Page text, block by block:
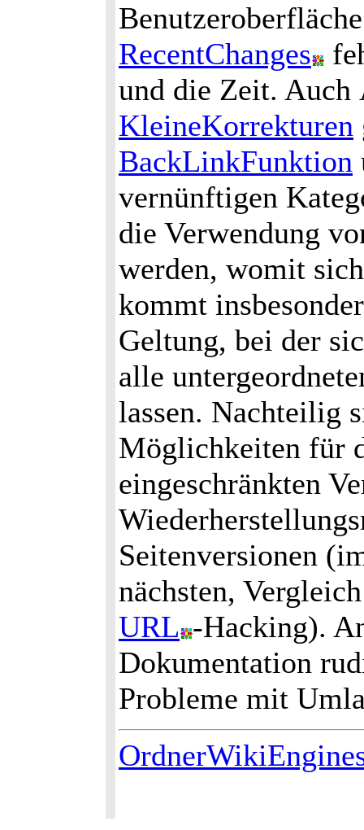
RecentChanges
und die Zeit. Auch
KleineKorrekturen
BackLinkFunktion
vernünftigen
die Verwendung
werden, womit
kommt
Geltung, bei der
alle
lassen. Nachteilig
Möglichkeiten für
eingeschränkten
Seitenversionen
nächsten,
URL -Hacking).
Dokumentation
Probleme mit